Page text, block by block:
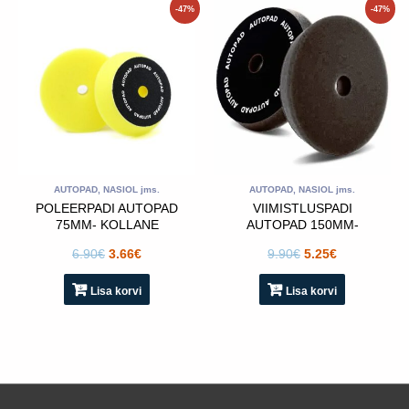
-47%
AUTOPAD, NASIOL jms.
POLEERPADI AUTOPAD
75MM- KOLLANE
6.90€
6.90€.
3.66€
Praegune
3.66€.
Lisa korvi
-47%
AUTOPAD, NASIOL jms.
VIIMISTLUSPADI
AUTOPAD 150MM-
9.90€
hind
oli:
9.90€.
5.25€
Praegune
hind
Lisa korvi